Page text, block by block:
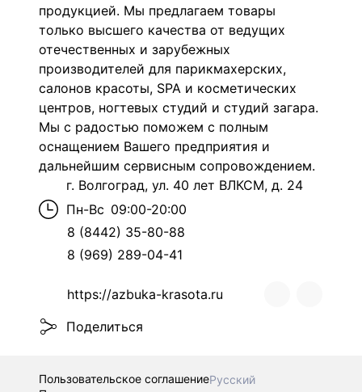
продукцией. Мы предлагаем товары
только высшего качества от ведущих
отечественных и зарубежных
производителей для парикмахерских,
салонов красоты, SPA и косметических
центров, ногтевых студий и студий загара.
Мы с радостью поможем с полным
оснащением Вашего предприятия и
дальнейшим сервисным сопровождением.
г. Волгоград, ул. 40 лет ВЛКСМ, д. 24
Пн-Вс 09:00-20:00
8 (8442) 35-80-88
8 (969) 289-04-41
https://azbuka-krasota.ru
Поделиться
Пользовательское соглашениеРусский